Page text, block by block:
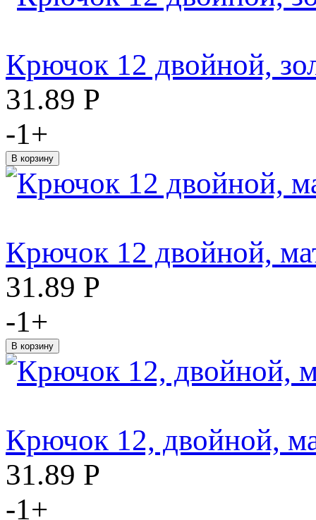
Крючок 12 двойной,
31.89 Р
-1+
Крючок 12 двойной,
31.89 Р
-1+
Крючок 12, двойной,
31.89 Р
-1+